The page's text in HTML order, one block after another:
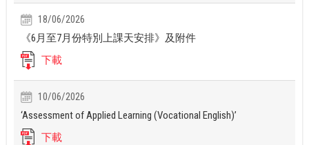
18/06/2026
《6月至7月份特別上課天安排》及附件
下載
10/06/2026
‘Assessment of Applied Learning (Vocational English)’
下載